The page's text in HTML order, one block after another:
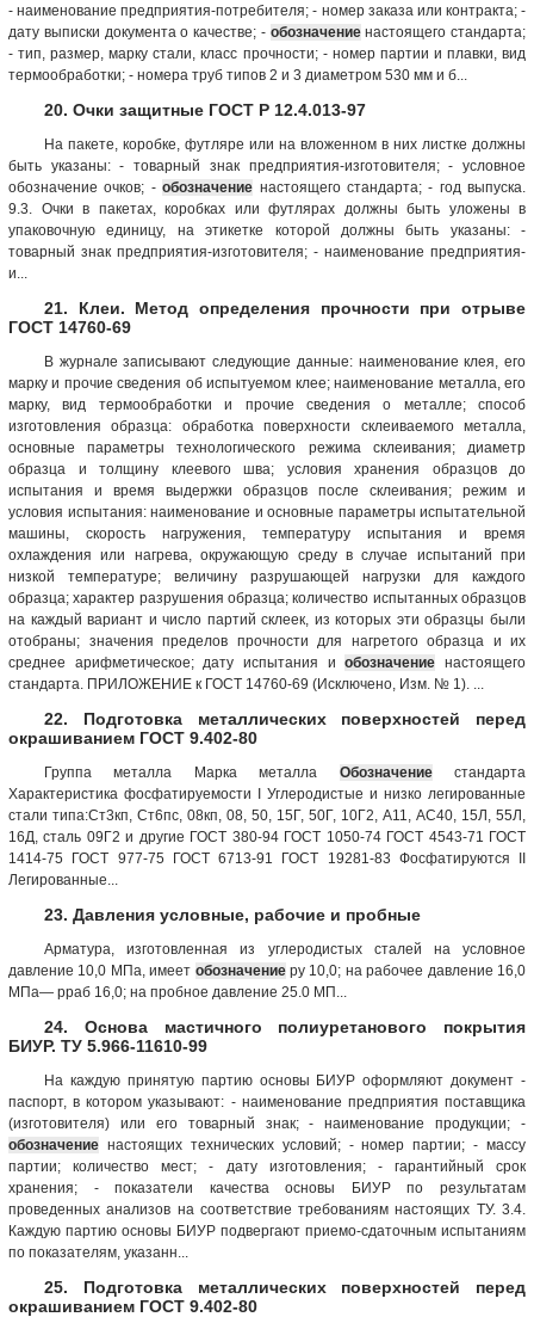
- наименование предприятия-потребителя; - номер заказа или контракта; -
дату выписки документа о качестве; - обозначениенастоящего стандарта;
- тип, размер, марку стали, класс прочности; - номер партии и плавки, вид
термообработки; - номера труб типов 2 и 3 диаметром 530 мм и б...
20. Очки защитные ГОСТ Р 12.4.013-97
На пакете, коробке, футляре или на вложенном в них листке должны
быть указаны: - товарный знак предприятия-изготовителя; - условное
обозначение очков; -обозначение настоящего стандарта; - год выпуска.
9.3. Очки в пакетах, коробках или футлярах должны быть уложены в
упаковочную единицу, на этикетке которой должны быть указаны: -
товарный знак предприятия-изготовителя; - наименование предприятия-
и...
21. Клеи. Метод определения прочности при отрыве
ГОСТ 14760-69
В журнале записывают следующие данные: наименование клея, его
марку и прочие сведения об испытуемом клее; наименование металла, его
марку, вид термообработки и прочие сведения о металле; способ
изготовления образца: обработка поверхности склеиваемого металла,
основные параметры технологического режима склеивания; диаметр
образца и толщину клеевого шва; условия хранения образцов до
испытания и время выдержки образцов после склеивания; режим и
условия испытания: наименование и основные параметры испытательной
машины, скорость нагружения, температуру испытания и время
охлаждения или нагрева, окружающую среду в случае испытаний при
низкой температуре; величину разрушающей нагрузки для каждого
образца; характер разрушения образца; количество испытанных образцов
на каждый вариант и число партий склеек, из которых эти образцы были
отобраны; значения пределов прочности для нагретого образца и их
среднее арифметическое; дату испытания иобозначение настоящего
стандарта. ПРИЛОЖЕНИЕ к ГОСТ 14760-69 (Исключено, Изм. № 1). ...
22. Подготовка металлических поверхностей перед
окрашиванием ГОСТ 9.402-80
Группа металла Марка металла Обозначениестандарта
Характеристика фосфатируемости I Углеродистые и низко легированные
стали типа:Ст3кп, Ст6пс, 08кп, 08, 50, 15Г, 50Г, 10Г2, A11, АС40, 15Л, 55Л,
16Д, сталь 09Г2 и другие ГОСТ 380-94 ГОСТ 1050-74 ГОСТ 4543-71 ГОСТ
1414-75 ГОСТ 977-75 ГОСТ 6713-91 ГОСТ 19281-83 Фосфатируются II
Легированные...
23. Давления условные, рабочие и пробные
Арматура, изготовленная из углеродистых сталей на условное
давление 10,0 МПа, имеет обозначениеру 10,0; на рабочее давление 16,0
МПа— рраб 16,0; на пробное давление 25.0 МП...
24. Основа мастичного полиуретанового покрытия
БИУР. ТУ 5.966-11610-99
На каждую принятую партию основы БИУР оформляют документ -
паспорт, в котором указывают: - наименование предприятия поставщика
(изготовителя) или его товарный знак; - наименование продукции; -
обозначение настоящих технических условий; - номер партии; - массу
партии; количество мест; - дату изготовления; - гарантийный срок
хранения; - показатели качества основы БИУР по результатам
проведенных анализов на соответствие требованиям настоящих ТУ. 3.4.
Каждую партию основы БИУР подвергают приемо-сдаточным испытаниям
по показателям, указанн...
25. Подготовка металлических поверхностей перед
окрашиванием ГОСТ 9.402-80